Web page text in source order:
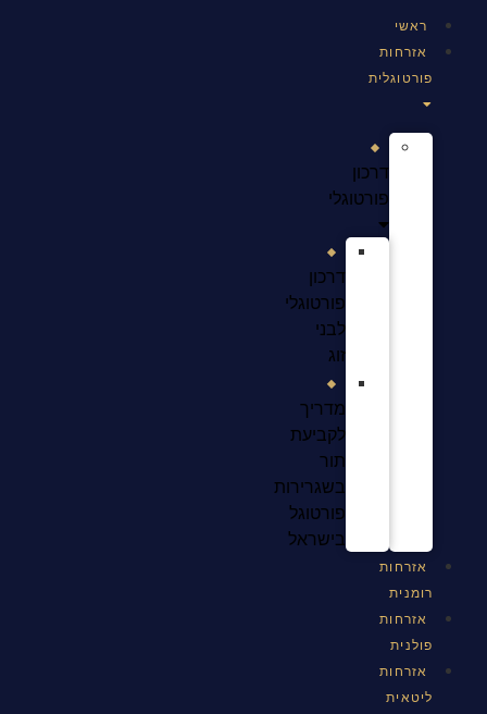
ראשי
אזרחות
פורטוגלית
דרכון
פורטוגלי
דרכון
פורטוגלי
לבני
זוג
מדריך
לקביעת
תור
בשגרירות
פורטוגל
בישראל
אזרחות
רומנית
אזרחות
פולנית
אזרחות
ליטאית